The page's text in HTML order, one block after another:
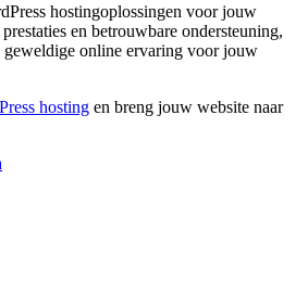
hostingoplossingen voor jouw
en betrouwbare ondersteuning,
geweldige online ervaring voor jouw
hosting en breng jouw website naar